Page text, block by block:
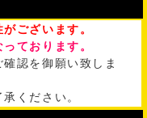
ございます。
ております。
認を御願い致しま
ください。